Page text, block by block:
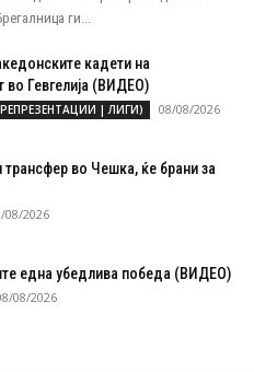
ги...
кадети на
во Гевгелија (ВИДЕО)
| ЛИГИ) 08/08/2026
трансфер во Чешка, ќе брани за
08/2026
една убедлива победа (ВИДЕО)
08/2026